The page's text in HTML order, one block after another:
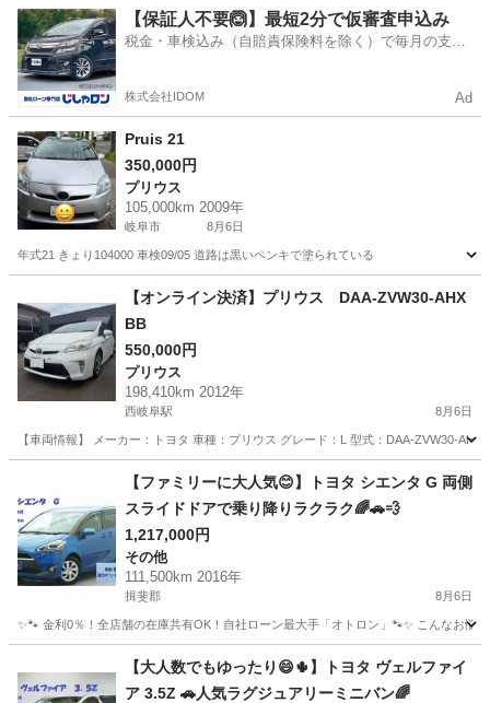
岐阜 各務原市 bB
【保証人不要🙆】最短2分で仮審査申込み
税金・車検込み（自賠責保険料を除く）で毎月の支払
株式会社IDOM Ad
Pruis 21
350,000円
プリウス
105,000km 2009年
岐阜市 8月6日
年式21 きょり104000 車検09/05 道路は黒いペンキで塗られている
プリウス
【オンライン決済】プリウス DAA-ZVW30-AHX
BB
550,000円
プリウス
198,410km 2012年
西岐阜駅 8月6日
【車両情報】 メーカー：トヨタ 車種：プリウス グレード：L 型式：DAA-ZVW30-
プリウス 走行距離
【ファミリーに大人気😊】トヨタ シエンタ G 両側
スライドドアで乗り降りラクラク🌈🚗💨
1,217,000円
その他
111,500km 2016年
揖斐郡 8月6日
✨🐾 金利0％！全店舗の在庫共有OK！自社ローン最大手「オトロン」🐾✨ こんなお
その他
【大人数でもゆったり😄🌵】トヨタ ヴェルファイ
ア 3.5Z 🚗人気ラグジュアリーミニバン🌈